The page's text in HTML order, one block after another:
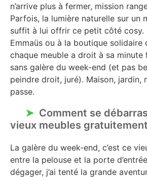
n’arrive plus à fermer, mission
Parfois, la lumière naturelle sur un
suffit à lui offrir ce petit côté cosy.
Emmaüs ou à la boutique solidaire
chaque meuble a droit à sa minute
sans galère du week-end (et pas
peindre droit, juré). Maison, jardin,
passe.
Comment se
vieux meubles
La galère du week-end, c’est ce
entre la pelouse et la porte
dégager, j’ai tenté la grande